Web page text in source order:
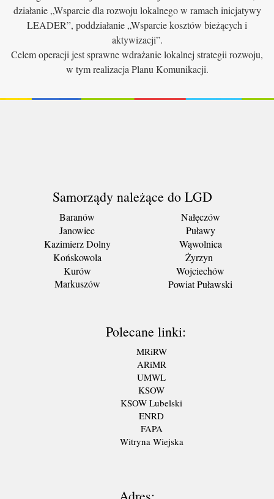
działanie „Wsparcie dla rozwoju lokalnego w ramach inicjatywy
LEADER”, poddziałanie „Wsparcie kosztów bieżących i
aktywizacji”.
Celem operacji jest sprawne wdrażanie lokalnej strategii rozwoju,
w tym realizacja Planu Komunikacji.
Samorządy należące do LGD
Baranów
Janowiec
Kazimierz Dolny
Końskowola
Kurów
Markuszów
Nałęczów
Puławy
Wąwolnica
Żyrzyn
Wojciechów
Powiat Puławski
Polecane linki:
MRiRW
ARiMR
UMWL
KSOW
KSOW Lubelski
ENRD
FAPA
Witryna Wiejska